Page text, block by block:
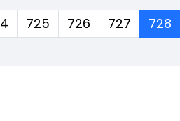
725 726 727 728